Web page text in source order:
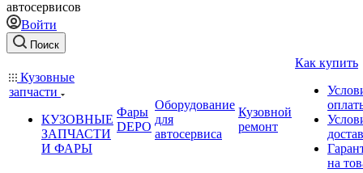
автосервисов
Войти
Поиск
Кузовные
запчасти
КУЗОВНЫЕ
ЗАПЧАСТИ
И ФАРЫ
Фары
DEPO
Оборудование
для
автосервиса
Кузовной
ремонт
Как купить
на